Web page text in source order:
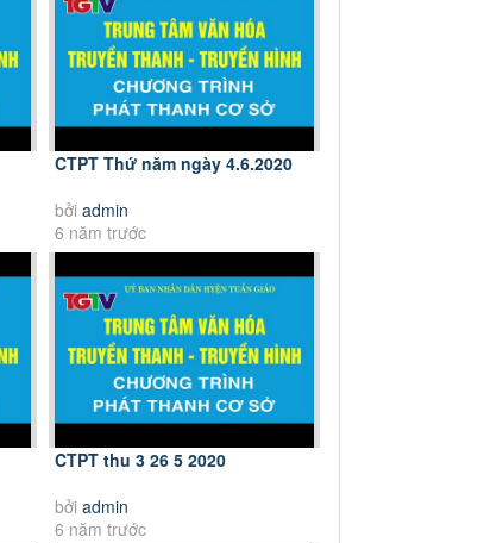
CTPT Thứ năm ngày 4.6.2020
bởi admin
6 năm trước
CTPT thu 3 26 5 2020
bởi admin
6 năm trước